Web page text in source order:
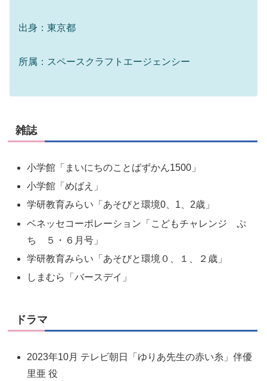
出身：東京都
所属：スペースクラフトエージェンシー
雑誌
小学館「まいにちのことばずかん1500」
小学館「めばえ」
学研教育みらい「あそびと環境0、1、2歳」
ベネッセコーポレーション「こどもチャレンジ ぷ
ち ５・６月号」
学研教育みらい「あそびと環境０、１、２歳」
しまむら「バースデイ」
ドラマ
2023年10月 テレビ朝日「ゆりあ先生の赤い糸」伴優
里亜 役